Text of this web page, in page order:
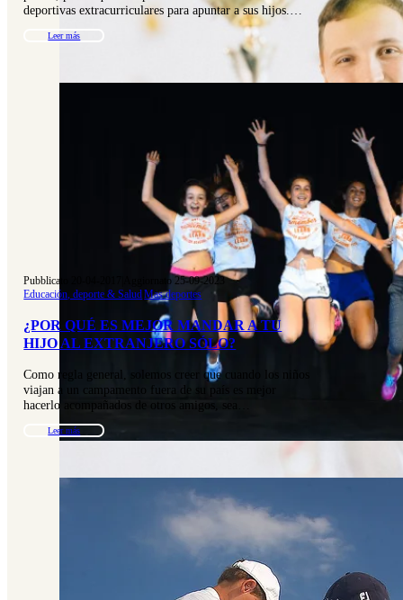
deportivas extracurriculares para apuntar a sus hijos.…
Leer más
Pubblicato 20-04-2017
Aggiornato 25-09-2023
Educación, deporte & Salud|Mas deportes
¿POR QUÉ ES MEJOR MANDAR A TU
HIJO AL EXTRANJERO SÓLO?
Como regla general, solemos creer que cuando los niños
viajan a un campamento fuera de su país es mejor
hacerlo acompañados de otros amigos, sea…
Leer más